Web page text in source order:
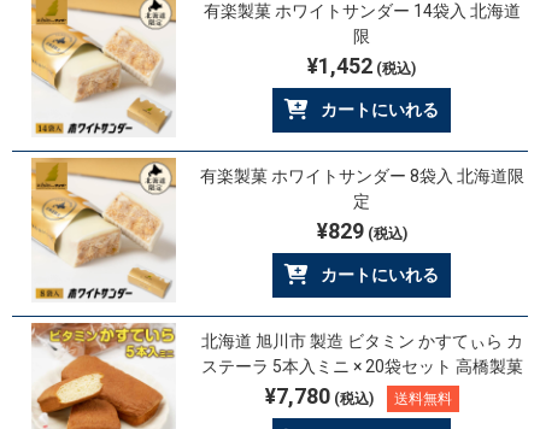
有楽製菓 ホワイトサンダー 14袋入 北海道
限
¥1,452 (税込)
カートにいれる
有楽製菓 ホワイトサンダー 8袋入 北海道限
定
¥829(税込)
カートにいれる
北海道 旭川市 製造 ビタミン かすてぃら カ
ステーラ 5本入ミニ × 20袋セット 高橋製菓
¥7,780(税込) 送料無料